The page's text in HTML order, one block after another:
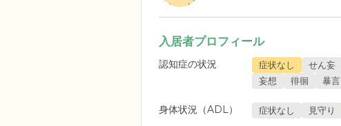
入居者プロフィール
認知症の状況 症状なし せん妄
妄想
徘徊 暴言
身体状況（ADL） 症状なし 見守り